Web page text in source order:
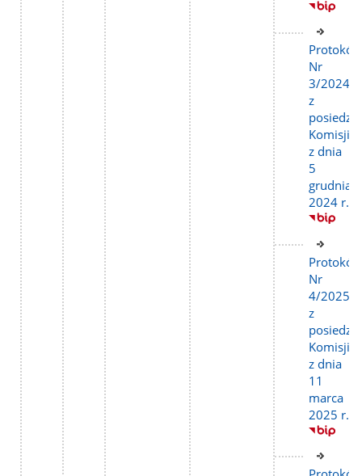
do
Protokół
Nr
3/2024
z
Komisji
z dnia
5
grudnia
2024 r.
do
Protokół
Nr
4/2025
z
Komisji
z dnia
11
marca
2025 r.
do